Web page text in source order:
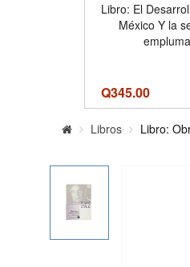
Libro: El
México Y la
Q345.00
Libros Libro: